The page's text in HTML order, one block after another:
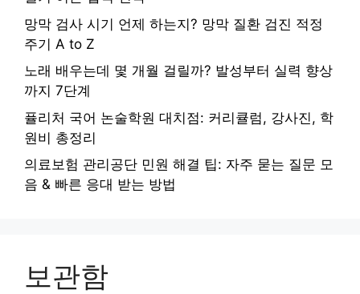
망막 검사 시기 언제 하는지? 망막 질환 검진 적정
주기 A to Z
노래 배우는데 몇 개월 걸릴까? 발성부터 실력 향상
까지 7단계
퓰리처 국어 논술학원 대치점: 커리큘럼, 강사진, 학
원비 총정리
의료보험 관리공단 민원 해결 팁: 자주 묻는 질문 모
음 & 빠른 응대 받는 방법
보관함